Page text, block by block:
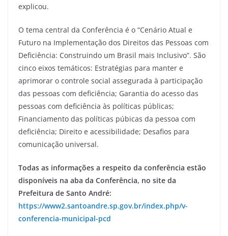
explicou.
O tema central da Conferência é o “Cenário Atual e
Futuro na Implementação dos Direitos das Pessoas com
Deficiência: Construindo um Brasil mais Inclusivo”. São
cinco eixos temáticos: Estratégias para manter e
aprimorar o controle social assegurada à participação
das pessoas com deficiência; Garantia do acesso das
pessoas com deficiência às políticas públicas;
Financiamento das políticas púbicas da pessoa com
deficiência; Direito e acessibilidade; Desafios para
comunicação universal.
Todas as informações a respeito da conferência estão
disponíveis na aba da Conferência, no site da
Prefeitura de Santo André:
https://www2.santoandre.sp.gov.br/index.php/v-
conferencia-municipal-pcd